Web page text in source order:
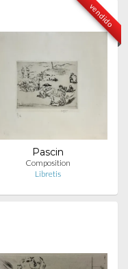
vendido
Pascin
Composition
Libretis